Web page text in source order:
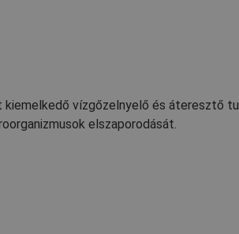
vízgőzelnyelő és áteresztő
elszaporodását.